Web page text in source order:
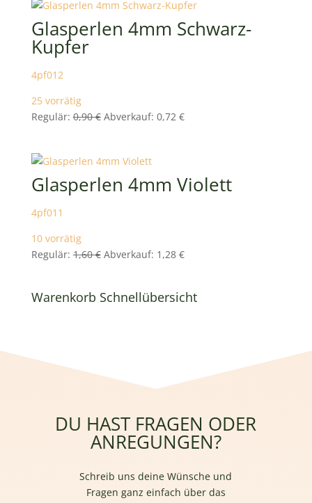
1,20 €
0,96 €.
Glasperlen 4mm Schwarz-
Kupfer
4pf012
25 vorrätig
Regulär: 0,90€ Ursprünglicher
0,90 €
Abverkauf: 0,72 €Aktueller
Glasperlen 4mm Violett
4pf011
10 vorrätig
Regulär: 1,60€ Ursprünglicher
1,60 €
Abverkauf: 1,28 €Aktueller
1,28 €.
Warenkorb Schnellübersicht
DU HAST FRAGEN ODER
ANREGUNGEN?
Schreib uns deine Wünsche und
Fragen ganz einfach über das